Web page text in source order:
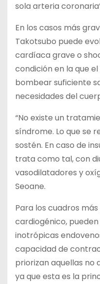
sola arteria
En los casos más
Takotsubo puede
cardíaca grave o
condición en la que
bombear suficiente
necesidades del
“No existe un
síndrome. Lo que se
sostén. En caso de
trata como tal, con
vasodilatadores y
Seoane.
Para los cuadros
cardiogénico,
inotrópicas
capacidad de
priorizan aquellas no
ya que esta es la